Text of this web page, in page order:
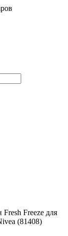
Freeze для
(81408)